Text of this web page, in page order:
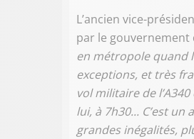
L’ancien vice-
par le gouvernement
en métropole quand
exceptions, et très
vol militaire de
lui, à 7h30... C’est
grandes inégalités,